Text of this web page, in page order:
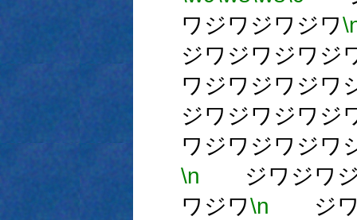
ワジワジワジワ
ジワジワジワジ
ワジワジワジワ
ジワジワジワジ
ワジワジワジワ
\n ジワジワジ
ワジワ\n ジワ